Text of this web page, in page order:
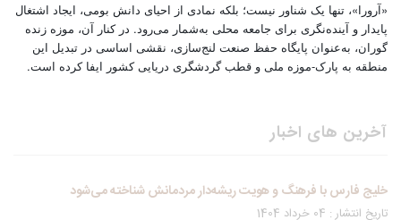
«آرورا»، تنها یک شناور نیست؛ بلکه نمادی از احیای دانش بومی، ایجاد اشتغال
پایدار و آینده‌نگری برای جامعه محلی به‌شمار می‌رود. در کنار آن، موزه زنده
گوران، به‌عنوان پایگاه حفظ صنعت لنج‌سازی، نقشی اساسی در تبدیل این
منطقه به پارک-موزه ملی و قطب گردشگری دریایی کشور ایفا کرده است.
آخرین های اخبار
خلیج فارس با فرهنگ و هویت ریشه‌دار مردمانش شناخته می‌شود
تاریخ انتشار : 04 خرداد 1404